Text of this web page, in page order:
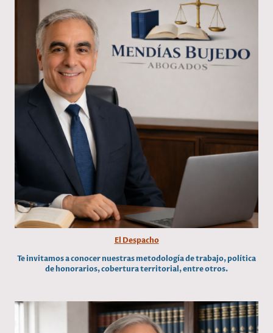
El Despacho
Te invitamos a conocer nuestras metodología de trabajo, política
de honorarios, cobertura territorial, entre otros.